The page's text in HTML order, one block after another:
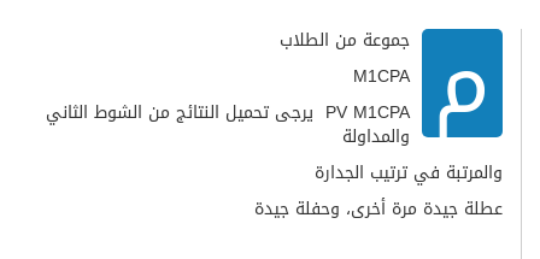
م
جموعة من الطلاب
M1CPA
PV M1CPA يرجى تحميل النتائج من الشوط الثاني
والمداولة
والمرتبة في ترتيب الجدارة
عطلة جيدة مرة أخرى، وحفلة جيدة